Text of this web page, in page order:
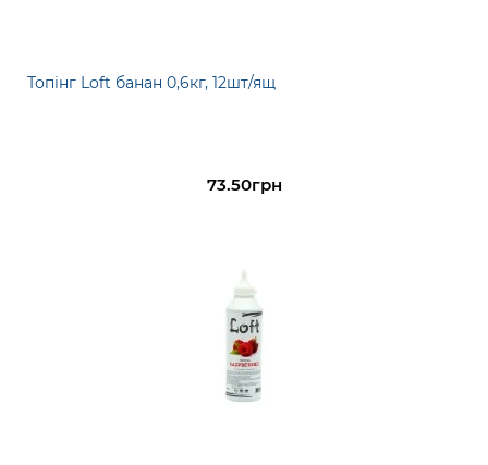
Топінг Loft банан 0,6кг, 12шт/ящ
73.50грн